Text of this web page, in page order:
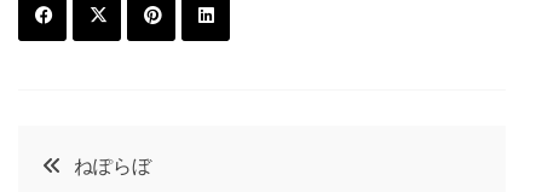
t
e
投
ねぽらぼ